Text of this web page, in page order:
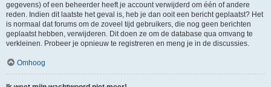
gegevens) of een beheerder heeft je account verwijderd om één of andere
reden. Indien dit laatste het geval is, heb je dan ooit een bericht geplaatst? Het
is normaal dat forums om de zoveel tijd gebruikers, die nog geen berichten
geplaatst hebben, verwijderen. Dit doen ze om de database qua omvang te
verkleinen. Probeer je opnieuw te registreren en meng je in de discussies.
Omhoog